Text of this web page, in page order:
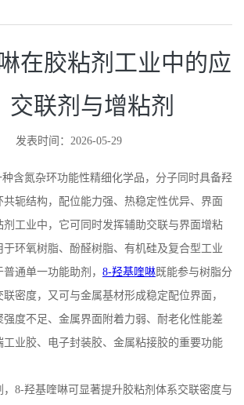
在胶粘剂工业中的应
交联剂与增粘剂
发表时间：2026-05-29
含氮杂环功能性精细化学品，分子同时具备羟
轭结构，配位能力强、热稳定性优异、界面
工业中，它可同时发挥辅助交联与界面增粘
于环氧树脂、酚醛树脂、有机硅及复合型工业
通单一功能助剂， 8-羟基喹啉既能参与树脂分
密度，又可与金属基材形成稳定配位界面，
度不足、金属界面附着力弱、耐老化性能差
业胶、电子封装胶、金属粘接胶的重要功能
8-羟基喹啉可显著提升胶粘剂体系交联密度与